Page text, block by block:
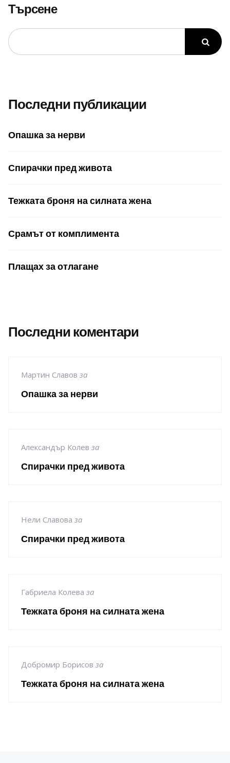
Търсене
Последни публикации
Опашка за нерви
Спирачки пред живота
Тежката броня на силната жена
Срамът от комплимента
Плащах за отлагане
Последни коментари
Мартин Славов за
Опашка за нерви
Александър Колев за
Спирачки пред живота
Нели Славова за
Спирачки пред живота
Габриела Колева за
Тежката броня на силната жена
Добромир Борисов за
Тежката броня на силната жена